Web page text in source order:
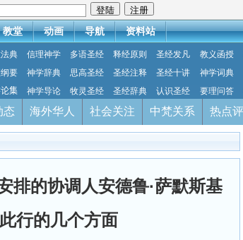
教堂 动画 导航 资料站
典 信理神学 多语圣经 释经原则 圣经发凡 教义函授
要 神学辞典 思高圣经 圣经注释 圣经十讲 神学词典
集 神学导论 牧灵圣经 圣经辞典 认识圣经 要理问答
态 海外华人 社会关注 中梵关系 热点
排的协调人安德鲁·萨默斯基
行的几个方面